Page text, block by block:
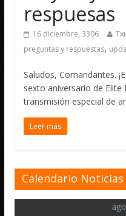
respuesas
16 diciembre, 3306
preguntas y respuestas,
Saludos, Comandantes.
sexto aniversario de Elite
transmisión especial de
Leer más
Calendario Noticias